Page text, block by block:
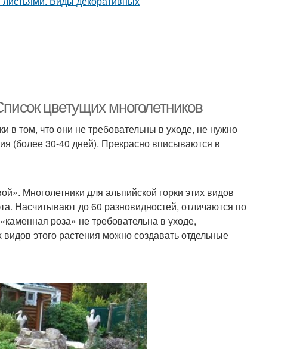
цветущих многолетников
в том, что они не требовательны в уходе, не нужно
(более 30-40 дней). Прекрасно вписываются в
Многолетники для альпийской горки этих видов
Насчитывают до 60 разновидностей, отличаются по
роза» не требовательна в уходе,
этого растения можно создавать отдельные